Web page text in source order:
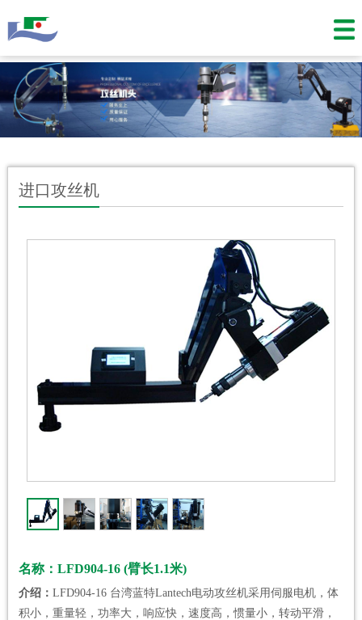
进口攻丝机
名称：LFD904-16 (臂长1.1米)
介绍： LFD904-16 台湾蓝特Lantech电动攻丝机采用伺服电机，体
积小，重量轻，功率大，响应快，速度高，惯量小，转动平滑，